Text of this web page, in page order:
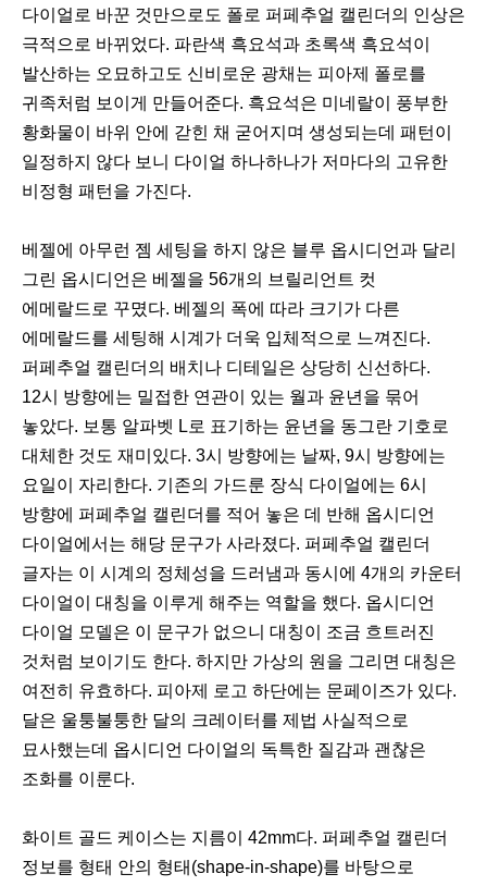
다이얼로 바꾼 것만으로도 폴로 퍼페추얼 캘린더의 인상은
극적으로 바뀌었다. 파란색 흑요석과 초록색 흑요석이
발산하는 오묘하고도 신비로운 광채는 피아제 폴로를
귀족처럼 보이게 만들어준다. 흑요석은 미네랄이 풍부한
황화물이 바위 안에 갇힌 채 굳어지며 생성되는데 패턴이
일정하지 않다 보니 다이얼 하나하나가 저마다의 고유한
비정형 패턴을 가진다.
베젤에 아무런 젬 세팅을 하지 않은 블루 옵시디언과 달리
그린 옵시디언은 베젤을 56개의 브릴리언트 컷
에메랄드로 꾸몄다. 베젤의 폭에 따라 크기가 다른
에메랄드를 세팅해 시계가 더욱 입체적으로 느껴진다.
퍼페추얼 캘린더의 배치나 디테일은 상당히 신선하다.
12시 방향에는 밀접한 연관이 있는 월과 윤년을 묶어
놓았다. 보통 알파벳 L로 표기하는 윤년을 동그란 기호로
대체한 것도 재미있다. 3시 방향에는 날짜, 9시 방향에는
요일이 자리한다. 기존의 가드룬 장식 다이얼에는 6시
방향에 퍼페추얼 캘린더를 적어 놓은 데 반해 옵시디언
다이얼에서는 해당 문구가 사라졌다. 퍼페추얼 캘린더
글자는 이 시계의 정체성을 드러냄과 동시에 4개의 카운터
다이얼이 대칭을 이루게 해주는 역할을 했다. 옵시디언
다이얼 모델은 이 문구가 없으니 대칭이 조금 흐트러진
것처럼 보이기도 한다. 하지만 가상의 원을 그리면 대칭은
여전히 유효하다. 피아제 로고 하단에는 문페이즈가 있다.
달은 울퉁불퉁한 달의 크레이터를 제법 사실적으로
묘사했는데 옵시디언 다이얼의 독특한 질감과 괜찮은
조화를 이룬다.
화이트 골드 케이스는 지름이 42mm다. 퍼페추얼 캘린더
정보를 형태 안의 형태(shape-in-shape)를 바탕으로